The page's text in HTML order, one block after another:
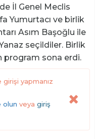
İl Genel Meclis
Yumurtacı ve birlik
Asım Başoğlu ile
seçildiler. Birlik
program sona erdi.
yapmanız
olun veya giriş